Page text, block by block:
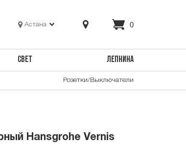
Астана 0
СВЕТ ЛЕПНИНА
Розетки/Выключатели
Hansgrohe Vernis